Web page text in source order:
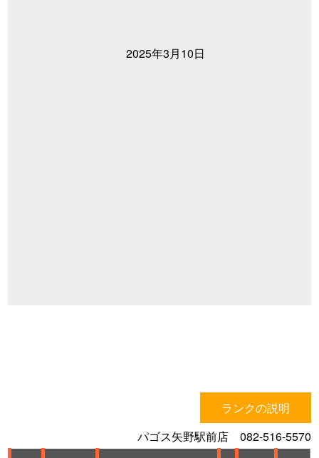
2025年3月10日
ランクの説明
パゴス矢野駅前店 082-516-5570